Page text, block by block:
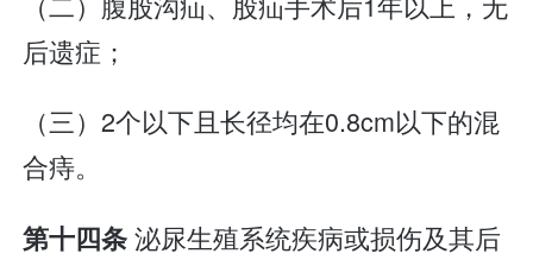
后遗症；
（三）2个以下且长径均在0.8cm以下的混
合痔。
第十四条泌尿生殖系统疾病或损伤及其后